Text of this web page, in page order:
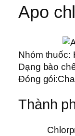
Apo
Nhóm thuốc:
Dạng bào
Đóng gói:
Thành